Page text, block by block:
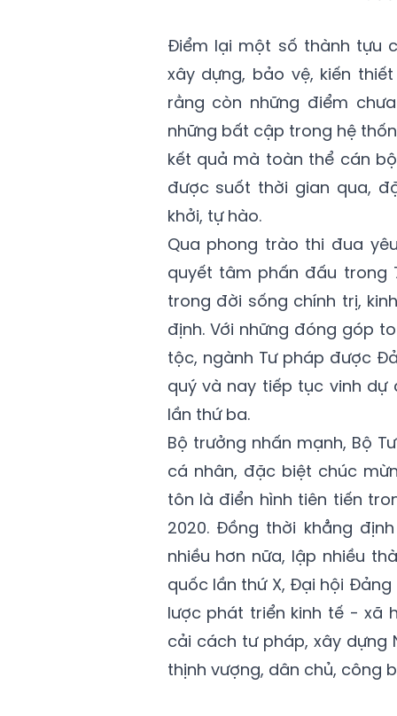
Điểm lại một số thành tựu
xây dựng, bảo vệ, kiến
rằng còn những điểm
những bất cập trong hệ
kết quả mà toàn thể cán
được suốt thời gian qua,
khởi, tự hào.
Qua phong trào thi đua
quyết tâm phấn đấu trong
trong đời sống chính trị,
định. Với những đóng góp
tộc, ngành Tư pháp được
quý và nay tiếp tục vinh
lần thứ ba.
Bộ trưởng nhấn mạnh, Bộ
cá nhân, đặc biệt chúc
tôn là điển hình tiên tiến
2020. Đồng thời khẳng
nhiều hơn nữa, lập nhiều
quốc lần thứ X, Đại hội
lược phát triển kinh tế - xã
cải cách tư pháp, xây dựng
thịnh vượng, dân chủ, công